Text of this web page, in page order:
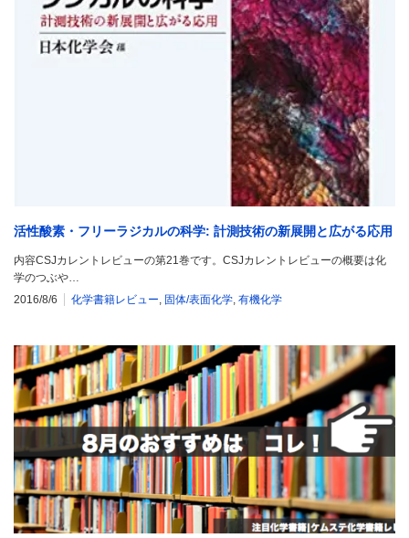
活性酸素・フリーラジカルの科学: 計測技術の新展開と広がる応用
内容CSJカレントレビューの第21巻です。CSJカレントレビューの概要は化
学のつぶや…
2016/8/6
化学書籍レビュー, 固体/表面化学, 有機化学